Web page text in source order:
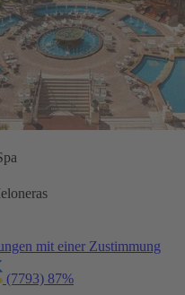
mit einer Zustimmung
(7793) 87%